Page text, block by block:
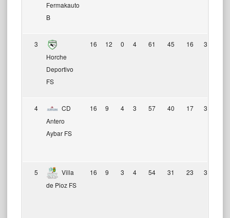
Fermakauto
B
3
Horche
Deportivo
FS
16 12 0 4 61 45 16 36
4
CD
Antero
Aybar FS
16 9 4 3 57 40 17 31
5
Villa
de Pioz FS
16 9 3 4 54 31 23 30